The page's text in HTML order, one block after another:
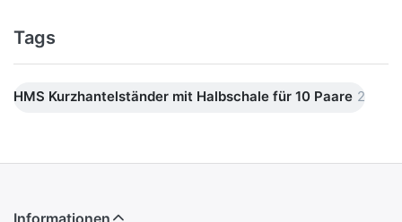
Tags
HMS Kurzhantelständer mit Halbschale für 10 Paare 2
Informationen